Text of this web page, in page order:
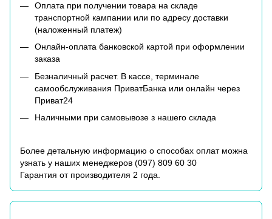
Оплата при получении товара на складе
транспортной кампании или по адресу доставки
(наложенный платеж)
Онлайн-оплата банковской картой при оформлении
заказа
Безналичный расчет. В кассе, терминале
самообслуживания ПриватБанка или онлайн через
Приват24
Наличными при самовывозе з нашего склада
Более детальную информацию о способах оплат можна
узнать у наших менеджеров (097) 809 60 30
Гарантия от производителя 2 года.